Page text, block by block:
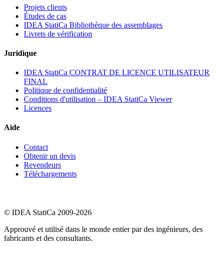
Projets clients
Études de cas
IDEA StatiCa Bibliothèque des assemblages
Livrets de vérification
Juridique
IDEA StatiCa CONTRAT DE LICENCE UTILISATEUR
FINAL
Politique de confidentialité
Conditions d'utilisation – IDEA StatiCa Viewer
Licences
Aide
Contact
Obtenir un devis
Revendeurs
Téléchargements
© IDEA StatiCa 2009-2026
Approuvé et utilisé dans le monde entier par des ingénieurs, des
fabricants et des consultants.